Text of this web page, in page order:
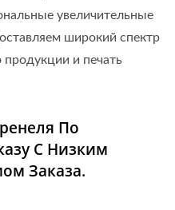
увеличительные
широкий спектр
продукции и печать
По
С Низким
Заказа.